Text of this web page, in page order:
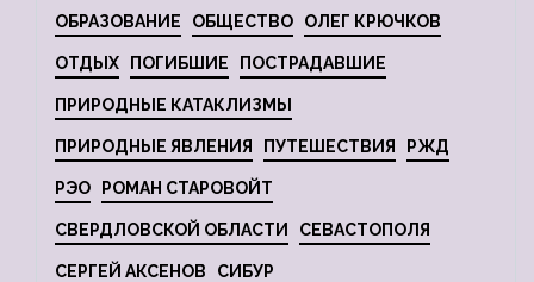
ОБРАЗОВАНИЕ ОБЩЕСТВО ОЛЕГ КРЮЧКОВ
ОТДЫХ ПОГИБШИЕ ПОСТРАДАВШИЕ
ПРИРОДНЫЕ КАТАКЛИЗМЫ
ПРИРОДНЫЕ ЯВЛЕНИЯ ПУТЕШЕСТВИЯ РЖД
РЭО РОМАН СТАРОВОЙТ
СВЕРДЛОВСКОЙ ОБЛАСТИ СЕВАСТОПОЛЯ
СЕРГЕЙ АКСЕНОВ СИБУР